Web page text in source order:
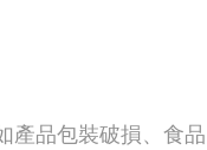
產品包裝破損、食品